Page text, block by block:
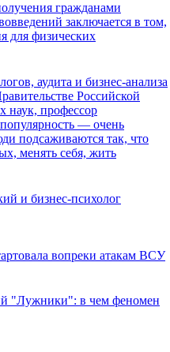
гражданами
заключается в том,
для физических
аудита и бизнес-анализа
Российской
наук, профессор
— очень
подсаживаются так, что
менять себя, жить
и бизнес-психолог
вопреки атакам ВСУ
"Лужники": в чем феномен